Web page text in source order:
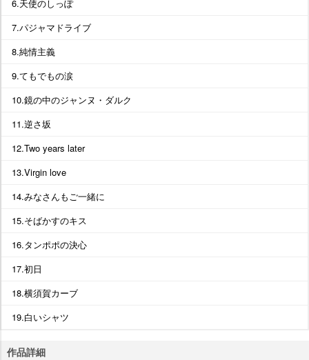
6.天使のしっぽ
7.パジャマドライブ
8.純情主義
9.てもでもの涙
10.鏡の中のジャンヌ・ダルク
11.逆さ坂
12.Two years later
13.Virgin love
14.みなさんもご一緒に
15.そばかすのキス
16.タンポポの決心
17.初日
18.横須賀カーブ
19.白いシャツ
作品詳細